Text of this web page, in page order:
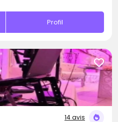
Profil
14 avis